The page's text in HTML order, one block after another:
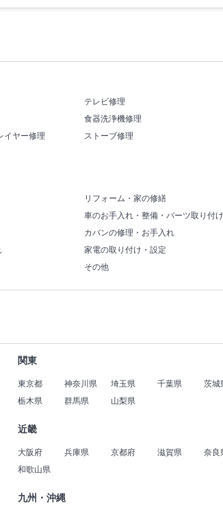
テレビ修理
食器洗浄機修理
イヤー修理 ストーブ修理
リフォーム・家の修繕
車のお手入れ・整備・パーツ取り付け
カバンの修理・お手入れ
家電の取り付け・設定
その他
関東
東京都 神奈川県 埼玉県 千葉県
茨城
栃木県
群馬県 山梨県
近畿
大阪府 兵庫県 京都府 滋賀県
奈良
和歌山県
九州・沖縄